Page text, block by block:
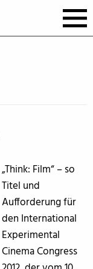
„Think: Film“ – so
Titel und
Aufforderung für
den International
Experimental
Cinema Congress